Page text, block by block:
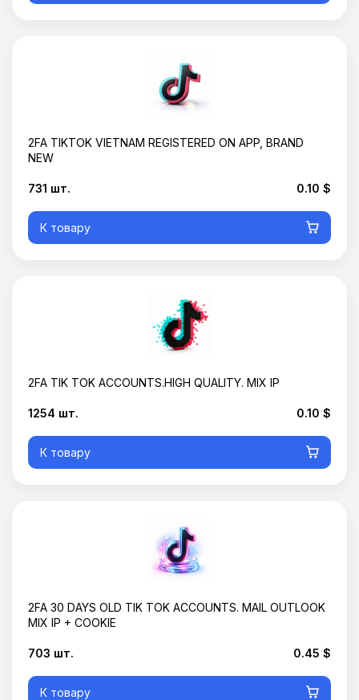
2FA TIKTOK VIETNAM REGISTERED ON APP, BRAND
NEW
731 шт. 0.10 $
К товару
2FA TIK TOK ACCOUNTS.HIGH QUALITY. MIX IP
1254 шт. 0.10 $
К товару
2FA 30 DAYS OLD TIK TOK ACCOUNTS. MAIL OUTLOOK
MIX IP + COOKIE
703 шт. 0.45 $
К товару